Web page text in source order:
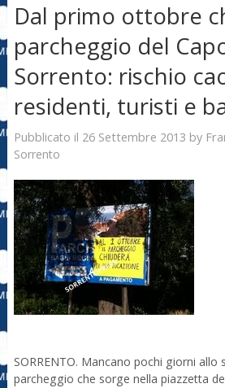
Dal primo ottobre
parcheggio del
Sorrento: rischio
residenti, turisti e
Pubblicato il 26 Settembre 2013 by
Sorrento
SORRENTO. Mancano pochi giorni allo
parcheggio che sorge nella piazzetta